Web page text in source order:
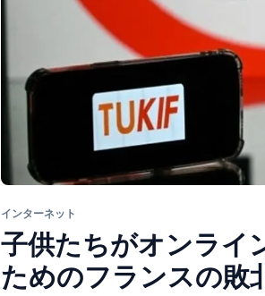
インターネット
子供たちがオンライ
ためのフランスの敗